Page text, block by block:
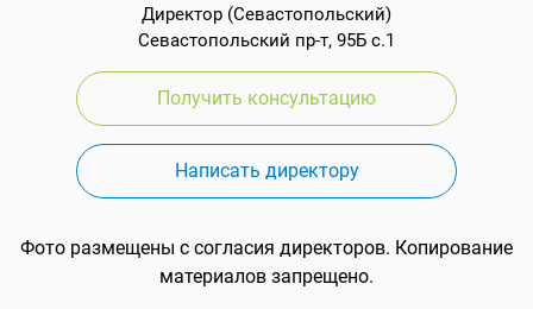
Директор (Севастопольский)
Севастопольский пр-т, 95Б с.1
Получить консультацию
Написать директору
Фото размещены с согласия директоров. Копирование
материалов запрещено.